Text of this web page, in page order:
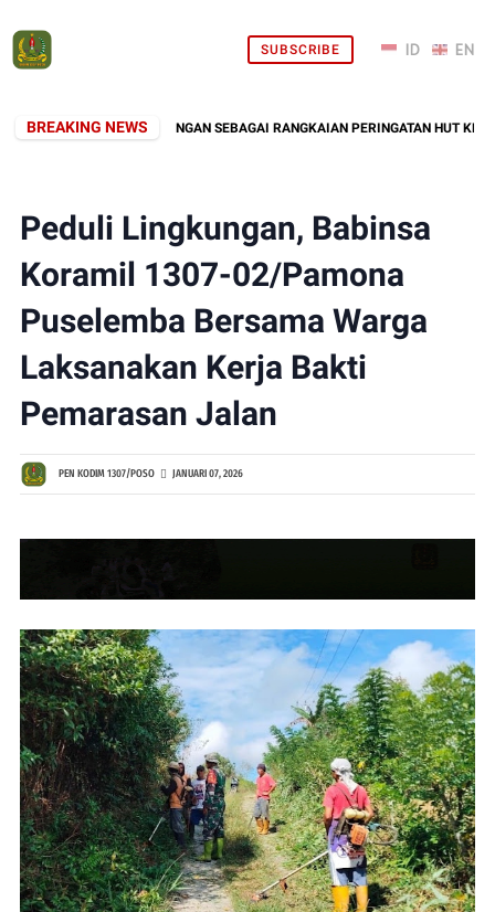
SUBSCRIBE
BREAKING NEWS
ZIARAH ROMBONGAN SEBAGAI RANGKAIAN PERINGATAN HUT KE-1
Peduli Lingkungan, Babinsa
Koramil 1307-02/Pamona
Puselemba Bersama Warga
Laksanakan Kerja Bakti
Pemarasan Jalan
PEN KODIM 1307/POSO JANUARI 07, 2026